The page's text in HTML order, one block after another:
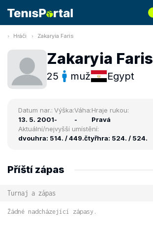
Hráči Zakaryia Faris
Zakaryia Faris
25 muž Egypt
Datum nar.:
13. 5. 2001
Výška:
-
Váha:
-
Hraje rukou:
Pravá
Aktuální/nejvyšší umístění:
dvouhra: 514. / 449.čtyřhra: 524. / 524.
Příští zápas
Turnaj a zápas
Žádné nadcházející zápasy.